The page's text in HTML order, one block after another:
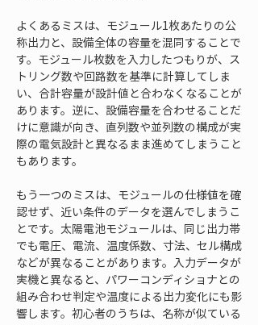
よくあるミスは、モジュール1枚あたりの公
称出力と、設備全体の容量を混同することで
す。モジュール枚数を入力したつもりが、ス
トリング数や回路数を基準に計算してしま
い、合計容量が設計値と合わなくなることが
あります。逆に、設備容量を合わせることだ
けに意識が向き、直列数や並列数の構成が実
際の電気設計と異なるまま進めてしまうこと
もあります。
もう一つのミスは、モジュールの仕様値を確
認せず、近い条件のデータを選んでしまうこ
とです。太陽電池モジュールは、同じ出力帯
でも電圧、電流、温度係数、寸法、セル構成
などが異なることがあります。入力データが
実機と異なると、パワーコンディショナとの
組み合わせ判定や温度による出力変化にも影
響します。初心者のうちは、名称が似ている